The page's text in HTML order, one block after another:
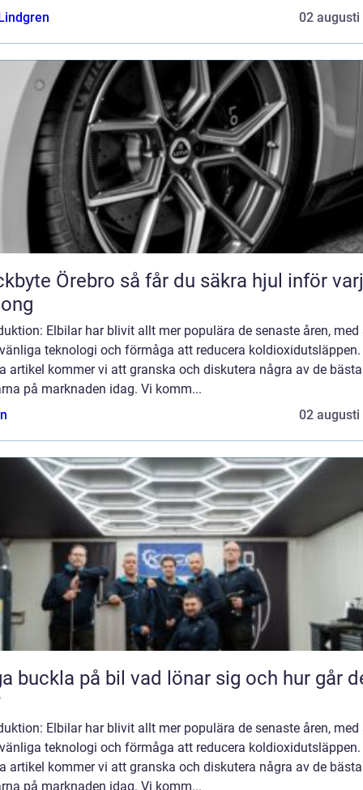
02 augusti
så får du säkra hjul inför varje
Elbilar har blivit allt mer populära de senaste åren, med
teknologi och förmåga att reducera koldioxidutsläppen.
artikel kommer vi att granska och diskutera några av de bästa
på marknaden idag. Vi komm...
02 augusti
på bil vad lönar sig och hur går det
Elbilar har blivit allt mer populära de senaste åren, med
teknologi och förmåga att reducera koldioxidutsläppen.
artikel kommer vi att granska och diskutera några av de bästa
på marknaden idag. Vi komm...